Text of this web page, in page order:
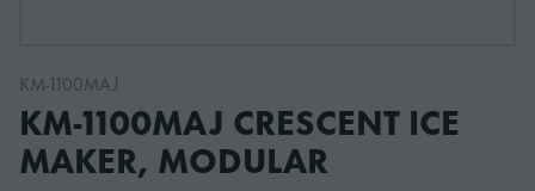
KM-1100MAJ
KM-1100MAJ CRESCENT ICE
MAKER, MODULAR